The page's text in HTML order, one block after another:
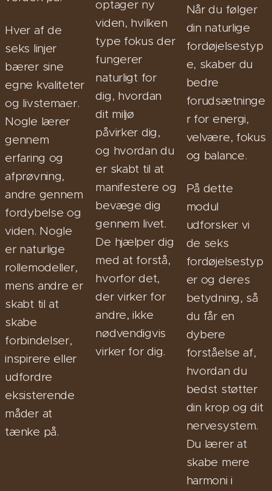
Hver af de
seks linjer
bærer sine
egne kvaliteter
og livstemaer.
Nogle lærer
gennem
erfaring og
afprøvning,
andre gennem
fordybelse og
viden. Nogle
er naturlige
rollemodeller,
mens andre er
skabt til at
skabe
forbindelser,
inspirere eller
udfordre
eksisterende
måder at
tænke på.
optager ny
viden, hvilken
type fokus der
fungerer
naturligt for
dig, hvordan
dit miljø
påvirker dig,
og hvordan du
er skabt til at
manifestere og
bevæge dig
gennem livet.
De hjælper dig
med at forstå,
hvorfor det,
der virker for
andre, ikke
nødvendigvis
virker for dig.
Når du følger
din naturlige
fordøjelsestyp
e, skaber du
bedre
forudsætninge
r for energi,
velvære, fokus
og balance.
På dette
modul
udforsker vi
de seks
fordøjelsestyp
er og deres
betydning, så
du får en
dybere
forståelse af,
hvordan du
bedst støtter
din krop og dit
nervesystem.
Du lærer at
skabe mere
harmoni i